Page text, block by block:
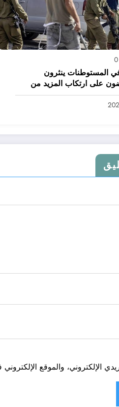
0
المستوطنات ينثرون
على ارتكاب المزيد من
الإلكتروني، والموقع